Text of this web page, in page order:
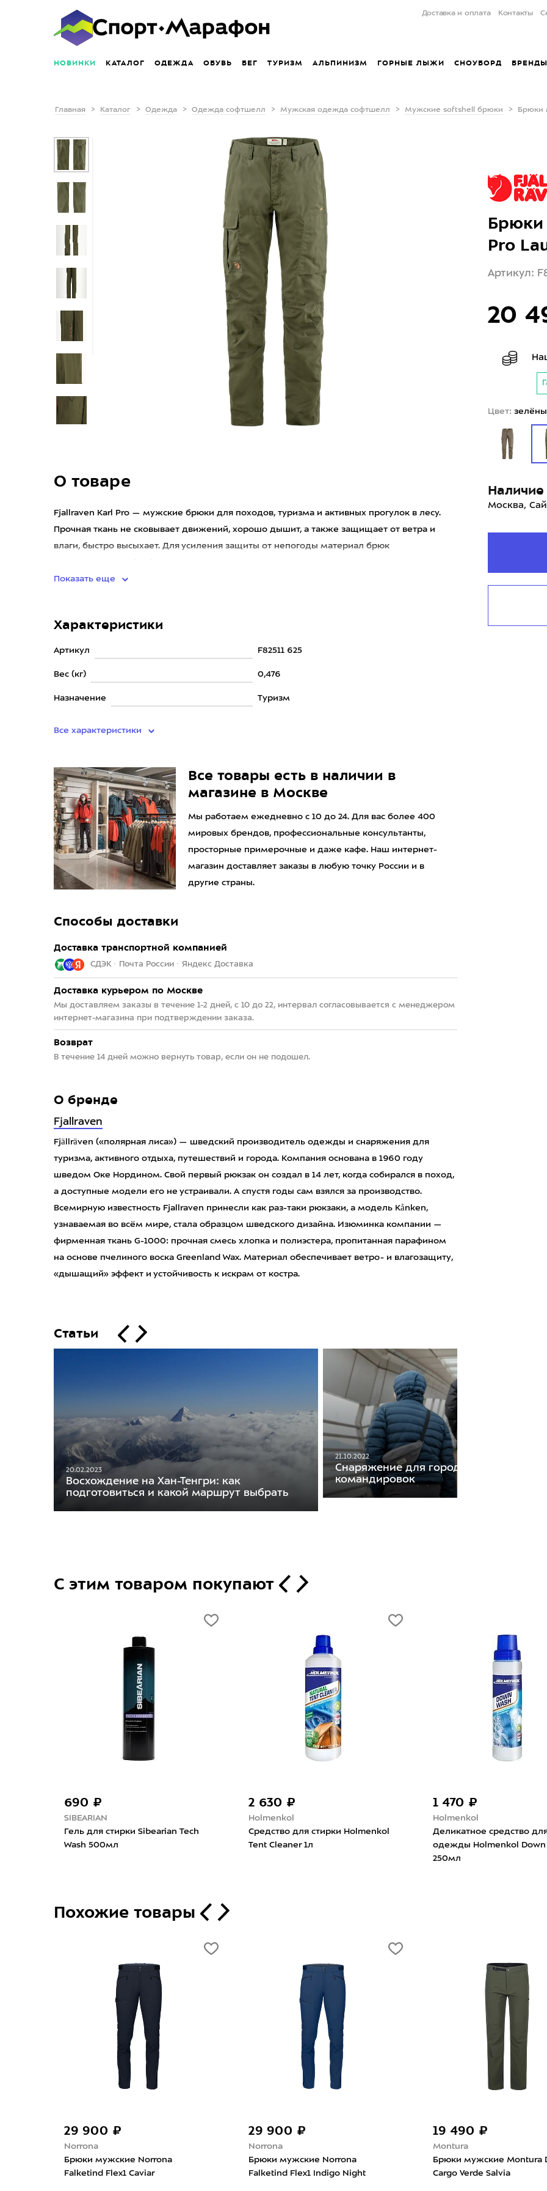
Доставка и оплата Контакты
НОВИНКИ КАТАЛОГ ОДЕЖДА ОБУВЬ БЕГ ТУРИЗМ АЛЬПИНИЗМ ГОРНЫЕ ЛЫЖИ СНОУБОРД БРЕНДЫ
Главная Каталог Одежда Одежда софтшелл Мужская одежда софтшелл Мужские softshell брюки Брюки
О товаре
Fjallraven Karl Pro — мужские брюки для походов, туризма и активных прогулок в лесу.
Прочная ткань не сковывает движений, хорошо дышит, а также защищает от ветра и
влаги, быстро высыхает. Для усиления защиты от непогоды материал брюк
Показать еще
Характеристики
Артикул F82511 625
Вес (кг) 0,476
Назначение Туризм
Все характеристики
Все товары есть в наличии в
магазине в Москве
Мы работаем ежедневно с 10 до 24. Для вас более 400
мировых брендов, профессиональные консультанты,
просторные примерочные и даже кафе. Наш интернет-
магазин доставляет заказы в любую точку России и в
другие страны.
Способы доставки
Доставка транспортной компанией
СДЭК · Почта России · Яндекс Доставка
Доставка курьером по Москве
Мы доставляем заказы в течение 1-2 дней, с 10 до 22, интервал согласовывается с менеджером
интернет-магазина при подтверждении заказа.
Возврат
В течение 14 дней можно вернуть товар, если он не подошел.
О бренде
Fjallraven
Fjällräven («полярная лиса») — шведский производитель одежды и снаряжения для
туризма, активного отдыха, путешествий и города. Компания основана в 1960 году
шведом Оке Нордином. Свой первый рюкзак он создал в 14 лет, когда собирался в поход,
а доступные модели его не устраивали. А спустя годы сам взялся за производство.
Всемирную известность Fjallraven принесли как раз-таки рюкзаки, а модель Kånken,
узнаваемая во всём мире, стала образцом шведского дизайна. Изюминка компании —
фирменная ткань G-1000: прочная смесь хлопка и полиэстера, пропитанная парафином
на основе пчелиного воска Greenland Wax. Материал обеспечивает ветро- и влагозащиту,
«дышащий» эффект и устойчивость к искрам от костра.
Статьи
20.02.2023
Восхождение на Хан-Тенгри: как
подготовиться и какой маршрут выбрать
21.10.2022
Снаряжение для городских
командировок
Брюки
Pro
Артикул:
20
Цвет:
Наличие
Москва,
С этим товаром покупают
690 ₽
SIBEARIAN
Гель для стирки Sibearian Tech
Wash 500мл
2 630 ₽
Holmenkol
Средство для стирки Holmenkol
Tent Cleaner 1л
1 470 ₽
Holmenkol
Деликатное средство
одежды Holmenkol Down
250мл
Похожие товары
29 900 ₽
Norrona
Брюки мужские Norrona
Falketind Flex1 Caviar
29 900 ₽
Norrona
Брюки мужские Norrona
Falketind Flex1 Indigo Night
19 490 ₽
Montura
Брюки мужские Montura
Cargo Verde Salvia